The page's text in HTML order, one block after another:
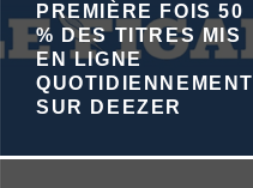
PREMIÈRE FOIS 50
% DES TITRES MIS
EN LIGNE
QUOTIDIENNEMENT
SUR DEEZER